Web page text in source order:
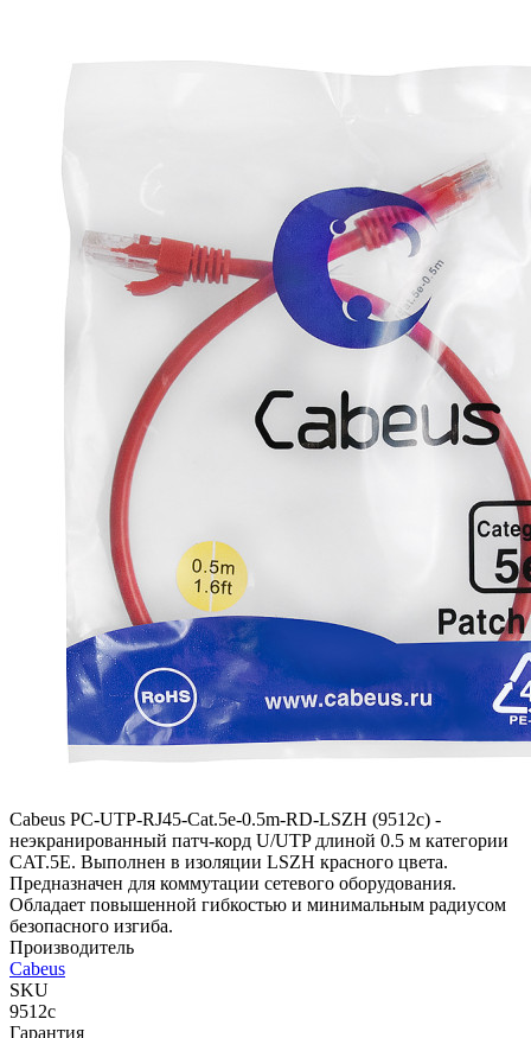
Cabeus PC-UTP-RJ45-Cat.5e-0.5m-RD-LSZH (9512c) -
неэкранированный патч-корд U/UTP длиной 0.5 м категории
CAT.5E. Выполнен в изоляции LSZH красного цвета.
Предназначен для коммутации сетевого оборудования.
Обладает повышенной гибкостью и минимальным радиусом
безопасного изгиба.
Производитель
Cabeus
SKU
9512c
Гарантия